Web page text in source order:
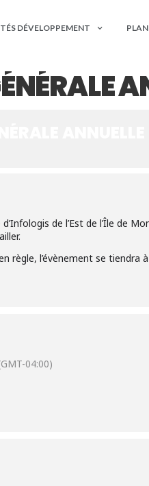
DÉVELOPPEMENT
de l’Est de l’Île de
règle, l’évènement se tiendra
04:00)